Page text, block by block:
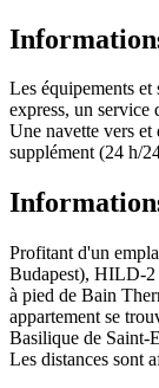
Les équipements
express, un service
Une navette vers et
supplément (24 h/
Profitant d'un
Budapest), HILD-2
à pied de Bain
appartement se
Basilique de Saint-
Les distances sont